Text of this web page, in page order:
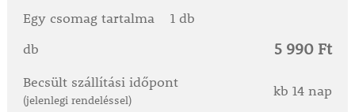
Egy csomag tartalma
1 db
db
5 990 Ft
Becsült szállítási időpont
(jelenlegi rendeléssel)
kb 14 nap